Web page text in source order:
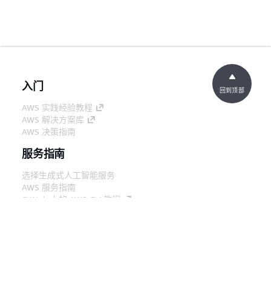
入门
AWS 实践经验教程
AWS 解决方案库
AWS 决策指南
服务指南
选择生成式人工智能服务
AWS 服务指南
GitHub 上的 AWS CLI 教程
回到顶部